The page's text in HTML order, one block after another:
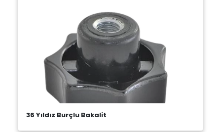
36 Yıldız Burçlu Bakalit